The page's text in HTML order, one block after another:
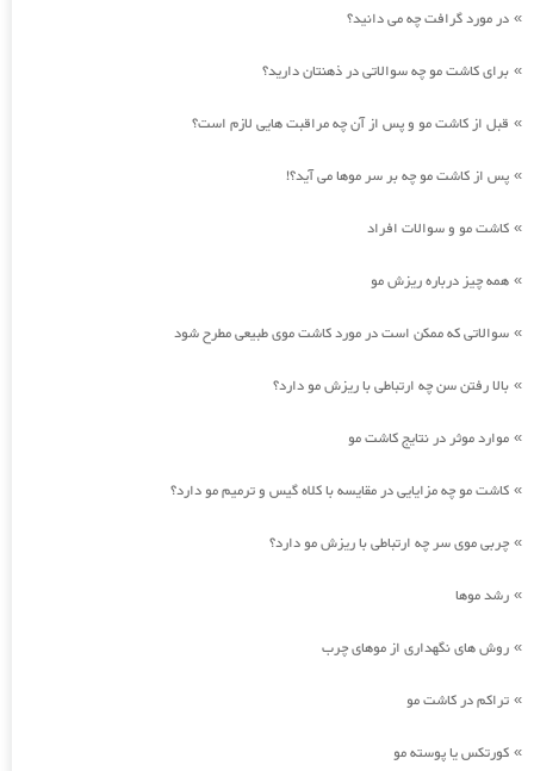
» در مورد گرافت چه می دانید؟
» برای کاشت مو چه سوالاتی در ذهنتان دارید؟
» قبل از کاشت مو و پس از آن چه مراقبت هایی لازم است؟
» پس از کاشت مو چه بر سر موها می آید؟!
» کاشت مو و سوالات افراد
» همه چیز درباره ریزش مو
» سوالاتی که ممکن است در مورد کاشت موی طبیعی مطرح شود
» بالا رفتن سن چه ارتباطی با ریزش مو دارد؟
» موارد موثر در نتایج کاشت مو
» کاشت مو چه مزایایی در مقایسه با کلاه گیس و ترمیم مو دارد؟
» چربی موی سر چه ارتباطی با ریزش مو دارد؟
» رشد موها
» روش های نگهداری از موهای چرب
» تراکم در کاشت مو
» کورتکس یا پوسته مو